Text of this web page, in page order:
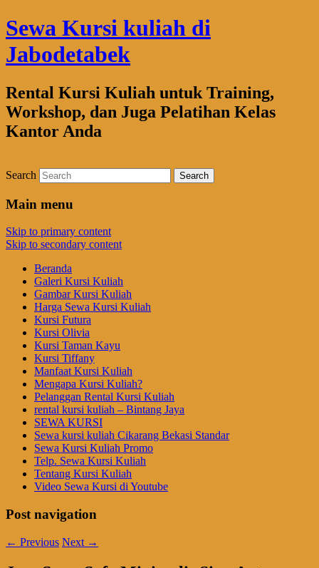
Sewa Kursi kuliah di
Jabodetabek
Rental Kursi Kuliah untuk Training,
Workshop, dan Juga Pelatihan Kelas
Kantor Anda
Search
Main menu
Skip to primary content
Skip to secondary content
Beranda
Galeri Kursi Kuliah
Gambar Kursi Kuliah
Harga Sewa Kursi Kuliah
Kursi Futura
Kursi Olivia
Kursi Taman Kayu
Kursi Tiffany
Manfaat Kursi Kuliah
Mengapa Kursi Kuliah?
Pelanggan Rental Kursi Kuliah
rental kursi kuliah – Bintang Jaya
SEWA KURSI
Sewa kursi kuliah Cikarang Bekasi Standar
Sewa Kursi Kuliah Promo
Telp. Sewa Kursi Kuliah
Tentang Kursi Kuliah
Video Sewa Kursi di Youtube
Post navigation
← Previous Next →